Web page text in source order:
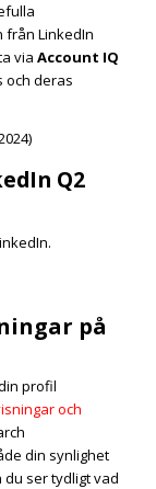
från LinkedIn
via Account IQ
och deras
Q2
på
profil
och
din synlighet
ser tydligt vad